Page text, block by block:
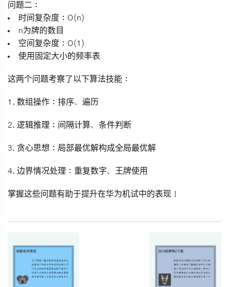
问题二 ：
时间复杂度：O(n)
n为牌的数目
空间复杂度：O(1)
使用固定大小的频率表
这两个问题考察了以下算法技能：
1. 数组操作 ：排序、遍历
2. 逻辑推理 ：间隔计算、条件判断
3. 贪心思想 ：局部最优解构成全局最优解
4. 边界情况处理 ：重复数字、王牌使用
掌握这些问题有助于提升在华为机试中的表现！